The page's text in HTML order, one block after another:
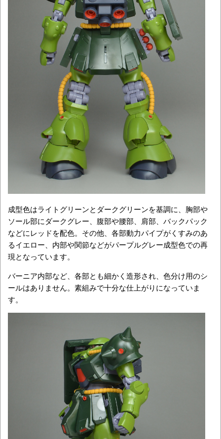
成型色はライトグリーンとダークグリーンを基調に、胸部や
ソール部にダークグレー、腹部や腰部、肩部、バックパック
などにレッドを配色。その他、各部動力パイプがくすみのあ
るイエロー、内部や関節などがパープルグレー成型色での再
現となっています。
バーニア内部など、各部とも細かく造形され、色分け用のシ
ールはありません。素組みで十分な仕上がりになっていま
す。